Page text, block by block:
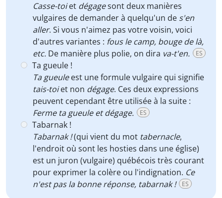
Casse-toiet dégagesont deux manières
vulgaires de demander à quelqu'un de s'en
aller. Si vous n'aimez pas votre voisin, voici
d'autres variantes : fous le camp, bouge de là,
etc. De manière plus polie, on dira va-t'en. ES
Ta gueule !
Ta gueuleest une formule vulgaire qui signifie
tais-toiet non dégage. Ces deux expressions
peuvent cependant être utilisée à la suite :
Ferme ta gueule et dégage.
ES
Tabarnak !
Tabarnak !(qui vient du mot tabernacle,
l'endroit où sont les hosties dans une église)
est un juron (vulgaire) québécois très courant
pour exprimer la colère ou l'indignation. Ce
n'est pas la bonne réponse, tabarnak !
ES